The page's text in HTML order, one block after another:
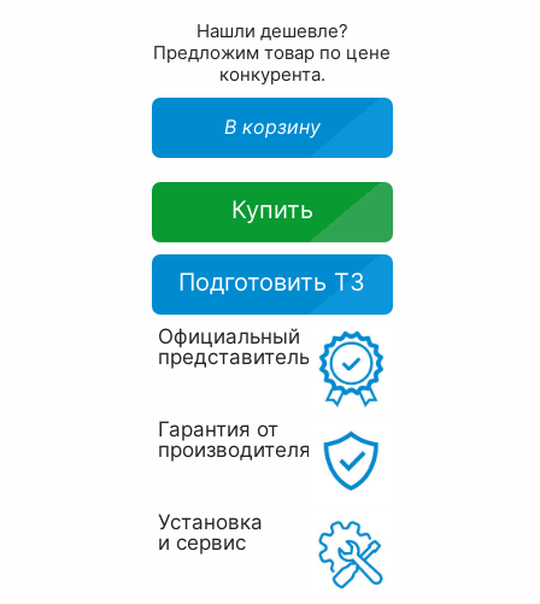
Нашли дешевле?
Предложим товар по цене
конкурента.
В корзину
Купить
Подготовить ТЗ
Официальный
представитель
Гарантия от
производителя
Установка
и сервис